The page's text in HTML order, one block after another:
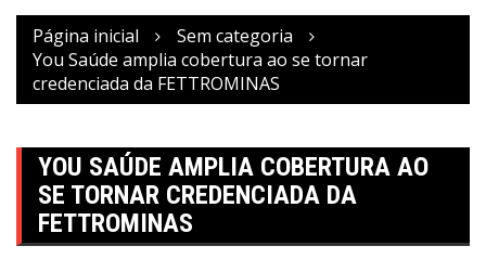
Página inicial
Sem categoria
You Saúde amplia cobertura ao se tornar
credenciada da FETTROMINAS
YOU SAÚDE AMPLIA COBERTURA AO
SE TORNAR CREDENCIADA DA
FETTROMINAS